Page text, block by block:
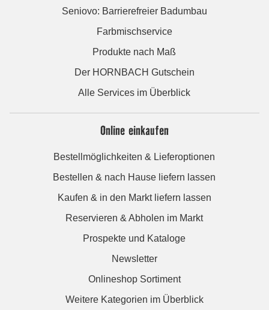
Seniovo: Barrierefreier Badumbau
Farbmischservice
Produkte nach Maß
Der HORNBACH Gutschein
Alle Services im Überblick
Online einkaufen
Bestellmöglichkeiten & Lieferoptionen
Bestellen & nach Hause liefern lassen
Kaufen & in den Markt liefern lassen
Reservieren & Abholen im Markt
Prospekte und Kataloge
Newsletter
Onlineshop Sortiment
Weitere Kategorien im Überblick